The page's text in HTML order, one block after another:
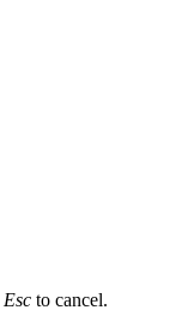
Esc to cancel.